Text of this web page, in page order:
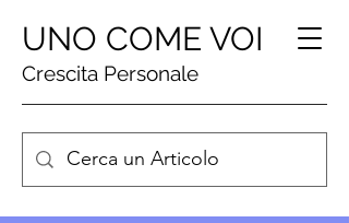
UNO COME VOI
Crescita Personale